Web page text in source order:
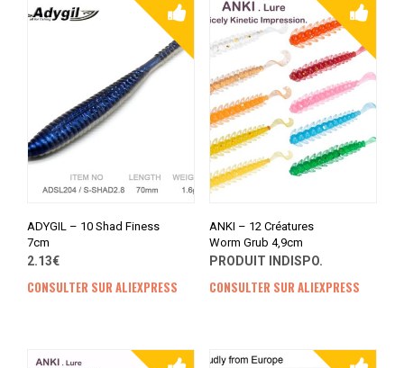
ADYGIL – 10 Shad Finess
7cm
2.13€
CONSULTER SUR ALIEXPRESS
ANKI – 12 Créatures
Worm Grub 4,9cm
PRODUIT INDISPO.
CONSULTER SUR ALIEXPRESS